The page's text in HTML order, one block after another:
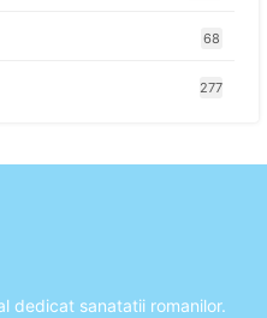
68
277
dedicat sanatatii romanilor.